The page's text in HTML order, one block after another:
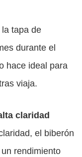
tapa de
durante el
hace ideal para
viaja.
claridad
el biberón
rendimiento